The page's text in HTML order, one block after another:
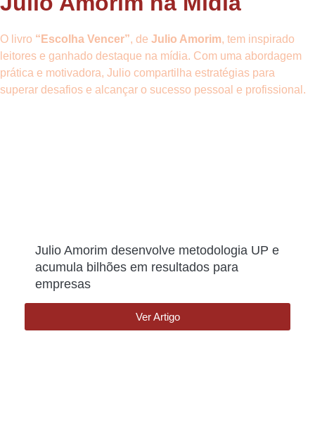
O livro “Escolha Vencer”, de Julio Amorim, tem inspirado
leitores e ganhado destaque na mídia. Com uma abordagem
prática e motivadora, Julio compartilha estratégias para
superar desafios e alcançar o sucesso pessoal e profissional.
Julio Amorim desenvolve metodologia UP e
acumula bilhões em resultados para
empresas
Ver Artigo